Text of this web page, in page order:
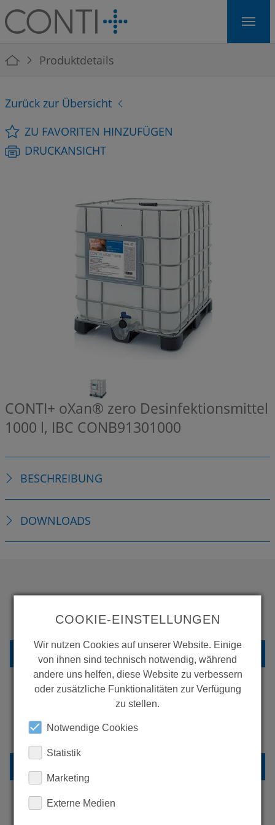
Skip to main navigation
Skip to main content
Skip to page footer
You are here:
Produktdetails
Zurück zur Übersicht
ZU FAVORITEN HINZUFÜGEN
DRUCKANSICHT
CONTI+ oXan® zero Desinfektionsmittel
1000 l, IBC CONB91301000
BESCHREIBUNG
DOWNLOADS
PRODUKTE SEHEN?
ZURÜCK ZUR ÜBERSICHT
UNSERE REFERENZEN
COOKIE-EINSTELLUNGEN
Wir nutzen Cookies auf unserer Website. Einige
von ihnen sind technisch notwendig, während
andere uns helfen, diese Website zu verbessern
oder zusätzliche Funktionalitäten zur Verfügung
zu stellen.
Notwendige Cookies
Statistik
Marketing
Externe Medien